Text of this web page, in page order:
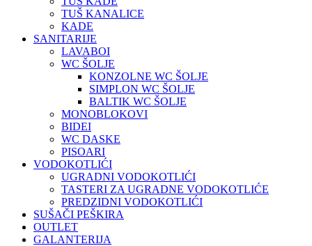
TUŠ KANALICE
KADE
SANITARIJE
LAVABOI
WC ŠOLJE
KONZOLNE WC ŠOLJE
SIMPLON WC ŠOLJE
BALTIK WC ŠOLJE
MONOBLOKOVI
BIDEI
WC DASKE
PISOARI
VODOKOTLIĆI
UGRADNI VODOKOTLIĆI
TASTERI ZA UGRADNE VODOKOTLIĆE
PREDZIDNI VODOKOTLIĆI
SUŠAČI PEŠKIRA
OUTLET
GALANTERIJA